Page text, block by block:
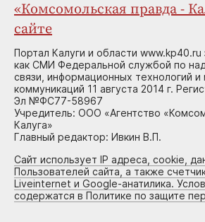
«Комсомольская правда -
сайте
Портал Калуги и области www.kp40.ru
как СМИ Федеральной службой по
связи, информационных технологий и
коммуникаций 11 августа 2014 г.
Эл №ФС77-58967
Учредитель: ООО «Агентство
Калуга»
Главный редактор: Ивкин В.П.
Сайт использует IP адреса, cookie,
Пользователей сайта, а также
Liveinternet и Google-анатилика.
содержатся в Политике по защите